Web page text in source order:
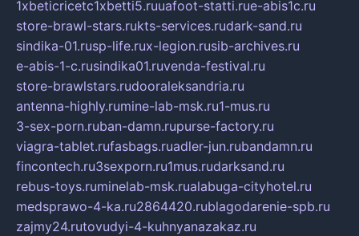
1xbeticricetc1xbetti5.ruuafoot-statti.rue-abis1c.ru
store-brawl-stars.rukts-services.rudark-sand.ru
sindika-01.rusp-life.rux-legion.rusib-archives.ru
e-abis-1-c.rusindika01.ruvenda-festival.ru
store-brawlstars.rudooraleksandria.ru
antenna-highly.rumine-lab-msk.ru1-mus.ru
3-sex-porn.ruban-damn.rupurse-factory.ru
viagra-tablet.rufasbags.ruadler-jun.rubandamn.ru
fincontech.ru3sexporn.ru1mus.rudarksand.ru
rebus-toys.ruminelab-msk.rualabuga-cityhotel.ru
medsprawo-4-ka.ru2864420.rublagodarenie-spb.ru
zajmy24.rutovudyi-4-kuhnyanazakaz.ru